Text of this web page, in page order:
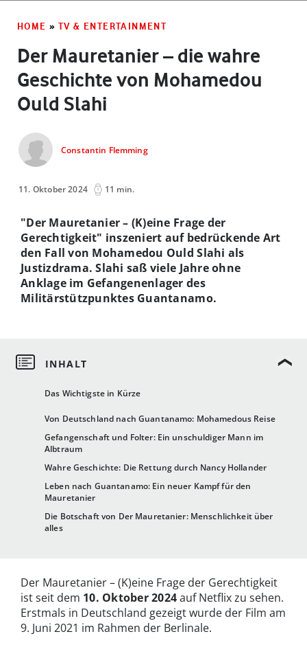
HOME » TV & ENTERTAINMENT
Der Mauretanier – die wahre
Geschichte von Mohamedou
Ould Slahi
Constantin Flemming
11. Oktober 2024 11 min.
Das Wichtigste in Kürze
Von Deutschland nach Guantanamo: Mohamedous Reise
Gefangenschaft und Folter: Ein unschuldiger Mann im
Albtraum
Wahre Geschichte: Die Rettung durch Nancy Hollander
Leben nach Guantanamo: Ein neuer Kampf für den
Mauretanier
Die Botschaft von Der Mauretanier: Menschlichkeit über
alles
"Der Mauretanier – (K)eine Frage der
Gerechtigkeit" inszeniert auf bedrückende Art
den Fall von Mohamedou Ould Slahi als
Justizdrama. Slahi saß viele Jahre ohne
Anklage im Gefangenenlager des
Militärstützpunktes Guantanamo.
Der Mauretanier – (K)eine Frage der Gerechtigkeit
ist seit dem 10. Oktober 2024auf Netflix zu sehen.
Erstmals in Deutschland gezeigt wurde der Film am
9. Juni 2021 im Rahmen der Berlinale.